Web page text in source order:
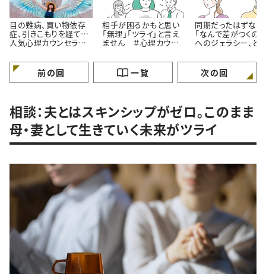
目の難病、買い物依存
症、引きこもりを経て…
人気心理カウンセラー
る」たった一つの方法
相手が困るかもと思い
「無理」「ツライ」と言え
ません ＃心理カウン
する考え方
同期だったはずな
「なんで差がつくの？
へのジェラシー、ど
ラーうさこの心を軽
る考え方
前の回 一覧 次の回
相談：夫とはスキンシップがゼロ。このまま
母・妻として生きていく未来がツライ